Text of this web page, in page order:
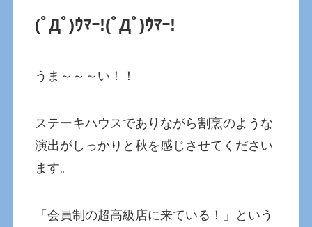
(ﾟДﾟ)ｳﾏｰ!(ﾟДﾟ)ｳﾏｰ!
うま～～～い！！
ステーキハウスでありながら割烹のような
演出がしっかりと秋を感じさせてください
ます。
「会員制の超高級店に来ている！」という